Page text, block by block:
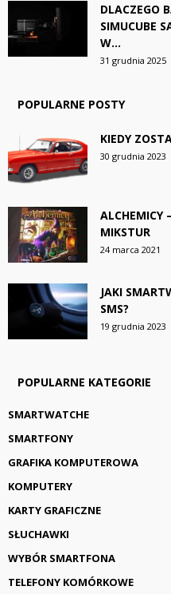
DLACZEGO
SIMUCUBE
W...
31 grudnia 2025
POPULARNE POSTY
KIEDY
30 grudnia 2023
ALCHEMICY
MIKSTUR
24 marca 2021
JAKI
SMS?
19 grudnia 2023
POPULARNE KATEGORIE
SMARTWATCHE
SMARTFONY
GRAFIKA KOMPUTEROWA
KOMPUTERY
KARTY GRAFICZNE
SŁUCHAWKI
WYBÓR SMARTFONA
TELEFONY KOMÓRKOWE